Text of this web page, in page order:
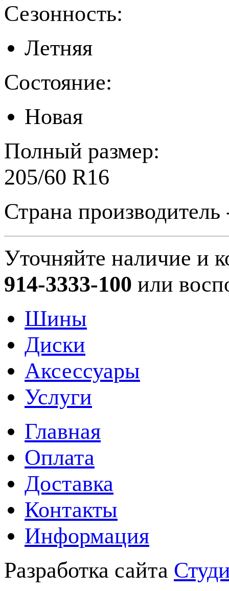
Сезонность:
Летняя
Состояние:
Новая
Полный размер:
205/60 R16
Страна
Уточняйте наличие и
914-3333-100 или
Шины
Диски
Аксессуары
Услуги
Главная
Оплата
Доставка
Контакты
Информация
Разработка сайта